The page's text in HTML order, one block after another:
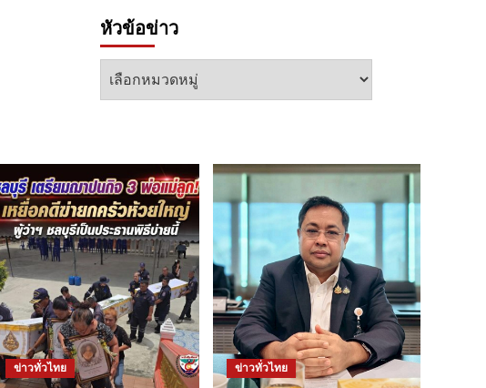
หัวข้อข่าว
หัวข้อ
ข่าวทั่วไทย ข่าวทั่วไทย